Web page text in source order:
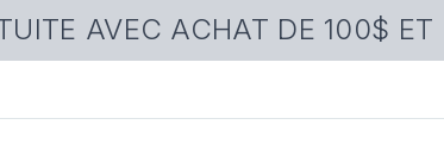
AVEC ACHAT DE 100$ ET